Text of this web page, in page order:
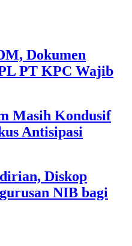
Dokumen
PT KPC Wajib
Masih Kondusif
Antisipasi
Diskop
NIB bagi